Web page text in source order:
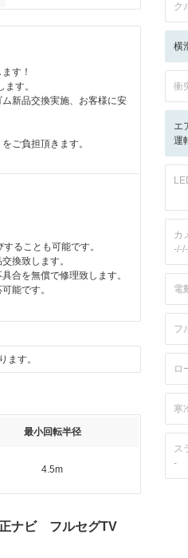
す！
す。
新品交換実施、お客様に安
ご負担頂きます。
ることも可能です。
換致します。
合を無償で修理致します。
能です。
ます。
最小回転半径
4.5m
正ナビ フルセグTV
ク
横
衝
エ
運
カ
電
フ
ロ
寒
ス
-